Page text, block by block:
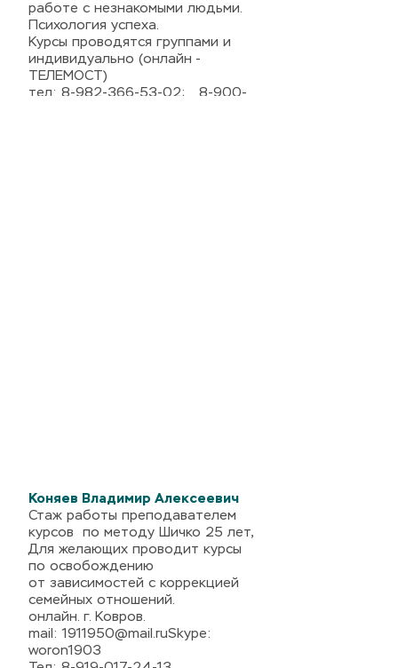
работе с незнакомыми людьми.
Психология успеха.
Курсы проводятся группами и
индивидуально (онлайн -
ТЕЛЕМОСТ)
тел: 8-982-366-53-02; 8-900-
Коняев Владимир Алексеевич
Стаж работы преподавателем
курсов по методу Шичко 25 лет,
Для желающих проводит курсы
по освобождению
от зависимостей с коррекцией
семейных отношений.
онлайн. г. Ковров.
mail: 1911950@mail.ruSkype:
woron1903